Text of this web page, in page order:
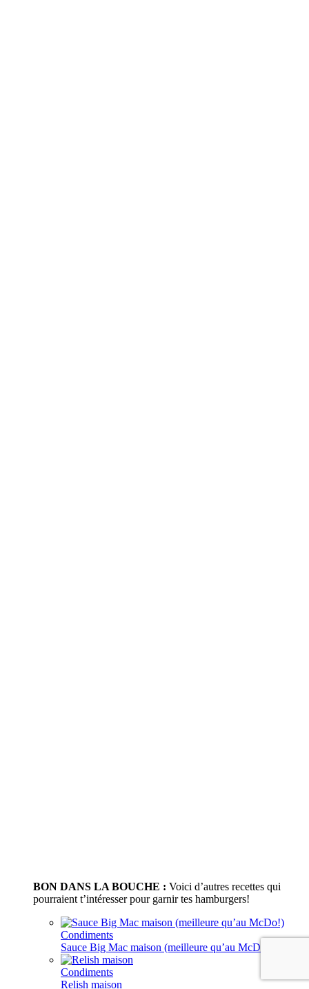
BON DANS LA BOUCHE : Voici d’autres recettes qui
pourraient t’intéresser pour garnir tes hamburgers!
Condiments
Sauce Big Mac maison (meilleure qu’au McDo!)
Condiments
Relish maison